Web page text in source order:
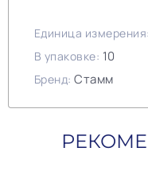
Единица измерения:
В упаковке: 10
Бренд: Стамм